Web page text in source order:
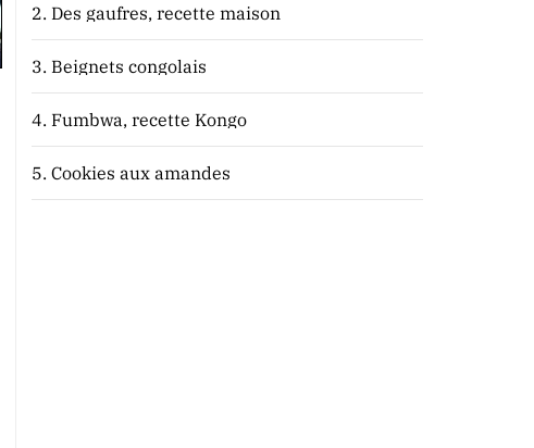
2. Des gaufres, recette maison
3. Beignets congolais
4. Fumbwa, recette Kongo
5. Cookies aux amandes